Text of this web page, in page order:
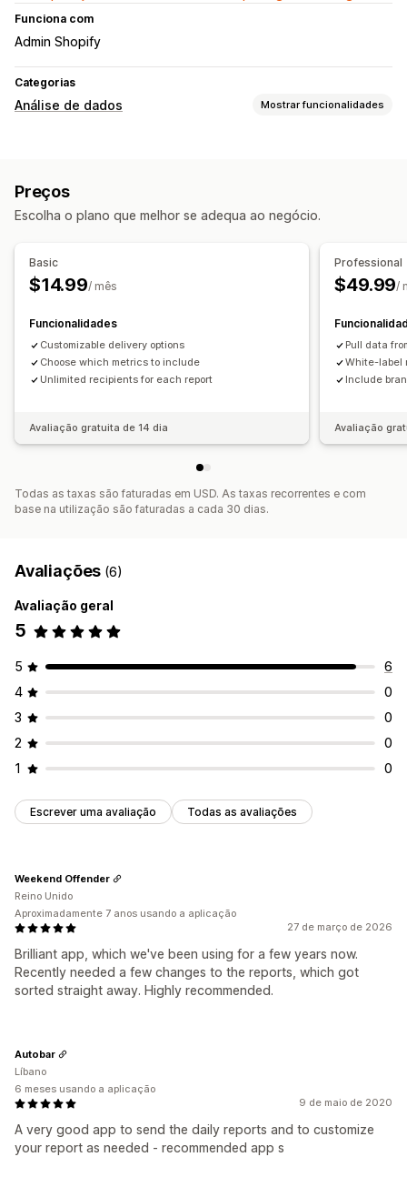
Funciona com
Admin Shopify
Categorias
Análise de dados Mostrar funcionalidades
Análise de coortes
Rastreio de compras
Notificações
Preços
Escolha o plano que melhor se adequa ao negócio.
Basic
$14.99/ mês
Funcionalidades
Customizable delivery options
Choose which metrics to include
Unlimited recipients for each report
Avaliação gratuita de 14 dia
Professional
$49.99/
Pull data
White-label
Include
Avaliação
Todas as taxas são faturadas em USD. As taxas recorrentes e com
base na utilização são faturadas a cada 30 dias.
Avaliações (6)
Avaliação geral
5
5
6
4
0
3
0
2
0
1
0
Escrever uma avaliação Todas as avaliações
27 de março de 2026
Brilliant app, which we've been using for a few years now.
Recently needed a few changes to the reports, which got
sorted straight away. Highly recommended.
Weekend Offender
Reino Unido
Aproximadamente 7 anos usando a aplicação
9 de maio de 2020
A very good app to send the daily reports and to customize
your report as needed - recommended app s
Autobar
Líbano
6 meses usando a aplicação